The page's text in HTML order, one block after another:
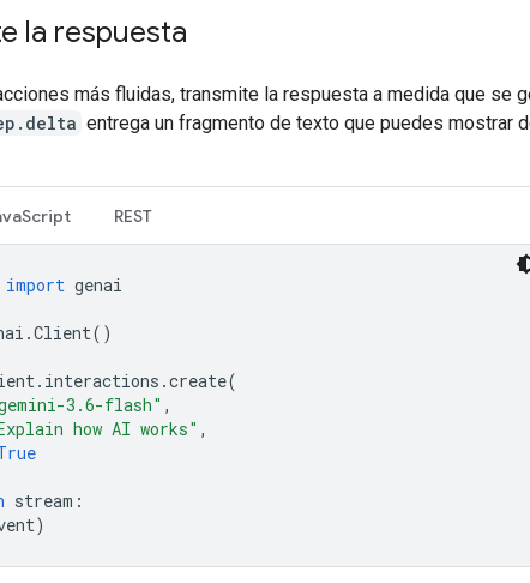
la respuesta
más fluidas, transmite la respuesta a medida que se
entrega un fragmento de texto que puedes mostrar
REST
import genai
.Client()
. interactions .create(
3.6-flash" ,
how AI works" ,
stream :
)